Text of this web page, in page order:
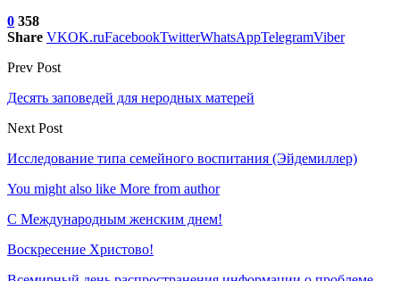
0 358
Share VKOK.ruFacebookTwitterWhatsAppTelegramViber
Prev Post
Десять заповедей для неродных матерей
Next Post
Исследование типа семейного воспитания (Эйдемиллер)
You might also like More from author
С Международным женским днем!
Воскресение Xристово!